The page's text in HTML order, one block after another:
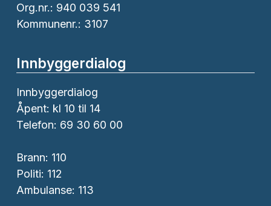
Org.nr.: 940 039 541
Kommunenr.: 3107
Innbyggerdialog
Innbyggerdialog
Åpent: kl 10 til 14
Telefon: 69 30 60 00
Brann: 110
Politi: 112
Ambulanse: 113